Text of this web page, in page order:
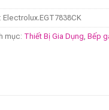
Electrolux.EGT7838CK
mục: Thiết Bị Gia Dụng,Bếp